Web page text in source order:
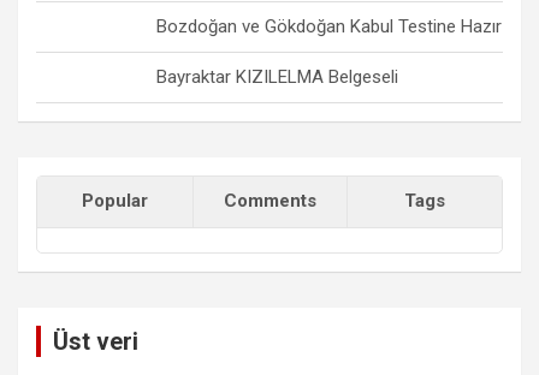
Bozdoğan ve Gökdoğan Kabul Testine Hazır
Bayraktar KIZILELMA Belgeseli
Popular Comments Tags
Üst veri